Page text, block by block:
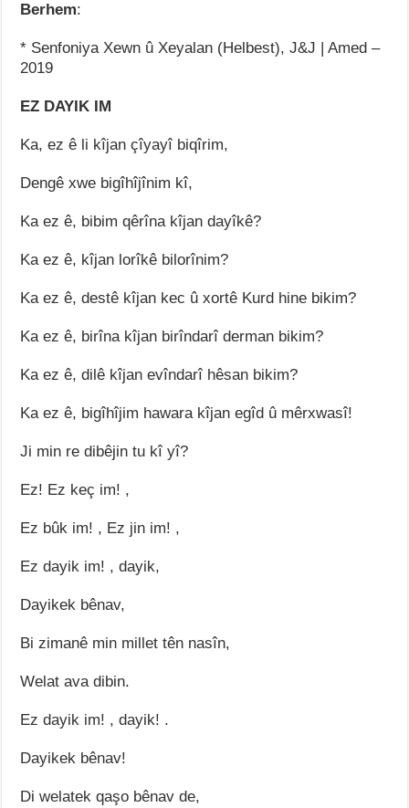
Berhem:
* Senfoniya Xewn û Xeyalan (Helbest), J&J | Amed –
2019
EZ DAYIK IM
Ka, ez ê li kîjan çîyayî biqîrim,
Dengê xwe bigîhîjînim kî,
Ka ez ê, bibim qêrîna kîjan dayîkê?
Ka ez ê, kîjan lorîkê bilorînim?
Ka ez ê, destê kîjan kec û xortê Kurd hine bikim?
Ka ez ê, birîna kîjan birîndarî derman bikim?
Ka ez ê, dilê kîjan evîndarî hêsan bikim?
Ka ez ê, bigîhîjim hawara kîjan egîd û mêrxwasî!
Ji min re dibêjin tu kî yî?
Ez! Ez keç im! ,
Ez bûk im! , Ez jin im! ,
Ez dayik im! , dayik,
Dayikek bênav,
Bi zimanê min millet tên nasîn,
Welat ava dibin.
Ez dayik im! , dayik! .
Dayikek bênav!
Di welatek qaşo bênav de,